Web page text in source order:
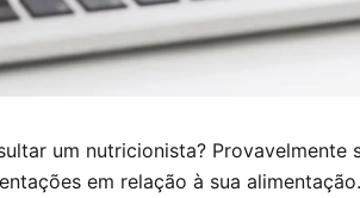
um nutricionista? Provavelmente
em relação à sua